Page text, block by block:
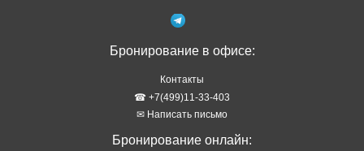
Бронирование в офисе:
Контакты
☎ +7(499)11-33-403
✉ Написать письмо
Бронирование онлайн: